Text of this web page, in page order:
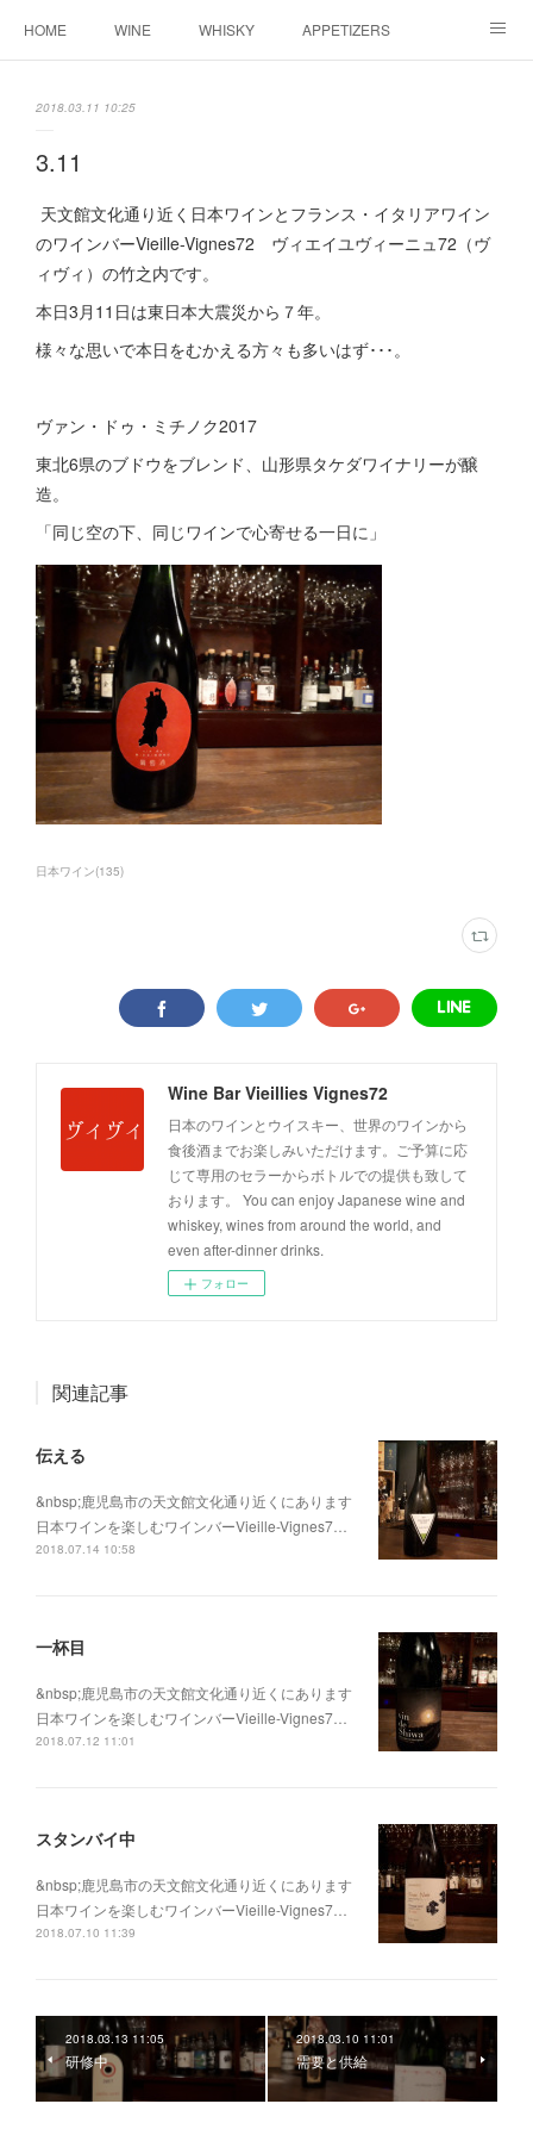
HOME WINE WHISKY APPETIZERS
2018.03.11 10:25
3.11
天文館文化通り近く日本ワインとフランス・イタリアワイン
のワインバーVieille-Vignes72 ヴィエイユヴィーニュ72（ヴ
ィヴィ）の竹之内です。
本日3月11日は東日本大震災から７年。
様々な思いで本日をむかえる方々も多いはず･･･。
ヴァン・ドゥ・ミチノク2017
東北6県のブドウをブレンド、山形県タケダワイナリーが醸
造。
「同じ空の下、同じワインで心寄せる一日に」
日本ワイン(135)
Wine Bar Vieillies Vignes72
日本のワインとウイスキー、世界のワインから
食後酒までお楽しみいただけます。ご予算に応
じて専用のセラーからボトルでの提供も致して
おります。 You can enjoy Japanese wine and
whiskey, wines from around the world, and
even after-dinner drinks.
フォロー
関連記事
伝える
&nbsp;鹿児島市の天文館文化通り近くにあります
日本ワインを楽しむワインバーVieille-Vignes7…
2018.07.14 10:58
一杯目
&nbsp;鹿児島市の天文館文化通り近くにあります
日本ワインを楽しむワインバーVieille-Vignes7…
2018.07.12 11:01
スタンバイ中
&nbsp;鹿児島市の天文館文化通り近くにあります
日本ワインを楽しむワインバーVieille-Vignes7…
2018.07.10 11:39
2018.03.13 11:05
研修中
2018.03.10 11:01
需要と供給